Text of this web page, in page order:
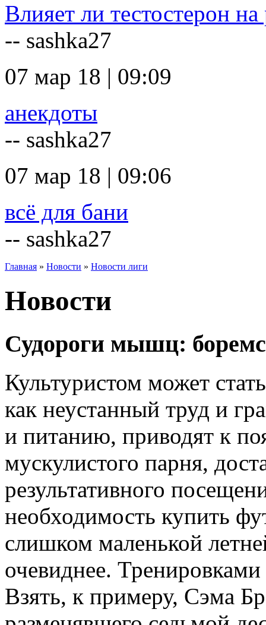
Влияет ли тестостерон на
-- sashka27
07 мар 18 | 09:09
анекдоты
-- sashka27
07 мар 18 | 09:06
всё для бани
-- sashka27
Главная » Новости » Новости лиги
Новости
Судороги мышц:
Культуристом может
как неустанный труд и
и питанию, приводят к
мускулистого парня,
результативного
необходимость купить
слишком маленькой
очевиднее.
Взять, к примеру, Сэма